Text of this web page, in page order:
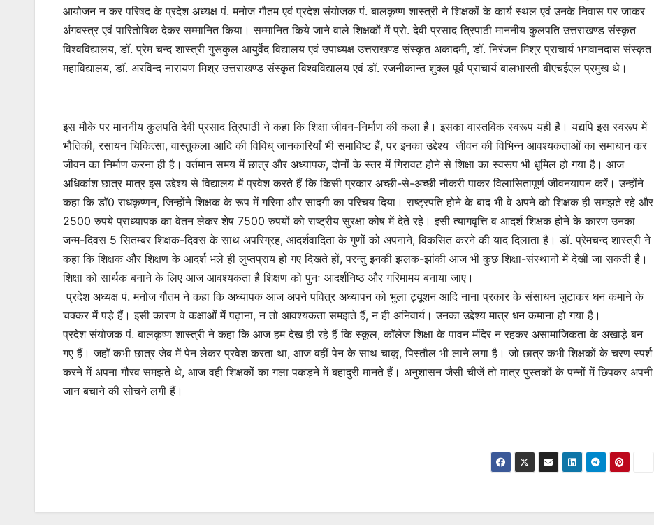
आयोजन न कर परिषद के प्रदेश अध्यक्ष पं. मनोज गौतम एवं प्रदेश संयोजक पं. बालकृष्ण शास्त्री ने शिक्षकों के कार्य स्थल एवं उनके निवास पर जाकर
अंगवस्त्र एवं पारितोषिक देकर सम्मानित किया। सम्मानित किये जाने वाले शिक्षकों में प्रो. देवी प्रसाद त्रिपाठी माननीय कुलपति उत्तराखण्ड संस्कृत
विश्वविद्यालय, डॉ. प्रेम चन्द शास्त्री गुरूकुल आयुर्वेद विद्यालय एवं उपाध्यक्ष उत्तराखण्ड संस्कृत अकादमी, डॉ. निरंजन मिश्र प्राचार्य भगवानदास संस्कृत
महाविद्यालय, डॉ. अरविन्द नारायण मिश्र उत्तराखण्ड संस्कृत विश्वविद्यालय एवं डॉ. रजनीकान्त शुक्ल पूर्व प्राचार्य बालभारती बीएचईएल प्रमुख थे।
इस मौके पर माननीय कुलपति देवी प्रसाद त्रिपाठी ने कहा कि शिक्षा जीवन-निर्माण की कला है। इसका वास्तविक स्वरूप यही है। यद्यपि इस स्वरूप में
भौतिकी, रसायन चिकित्सा, वास्तुकला आदि की विविध् जानकारियाँ भी समाविष्ट हैं, पर इनका उद्देश्य जीवन की विभिन्न आवश्यकताओं का समाधान कर
जीवन का निर्माण करना ही है। वर्तमान समय में छात्र और अध्यापक, दोनों के स्तर में गिरावट होने से शिक्षा का स्वरूप भी धूमिल हो गया है। आज
अधिकांश छात्र मात्र इस उद्देश्य से विद्यालय में प्रवेश करते हैं कि किसी प्रकार अच्छी-से-अच्छी नौकरी पाकर विलासितापूर्ण जीवनयापन करें। उन्होंने
कहा कि डाॅ0 राधकृष्णन, जिन्होंने शिक्षक के रूप में गरिमा और सादगी का परिचय दिया। राष्ट्रपति होने के बाद भी वे अपने को शिक्षक ही समझते रहे और
2500 रुपये प्राध्यापक का वेतन लेकर शेष 7500 रुपयों को राष्ट्रीय सुरक्षा कोष में देते रहे। इसी त्यागवृत्ति व आदर्श शिक्षक होने के कारण उनका
जन्म-दिवस 5 सितम्बर शिक्षक-दिवस के साथ अपरिग्रह, आदर्शवादिता के गुणों को अपनाने, विकसित करने की याद दिलाता है। डॉ. प्रेमचन्द शास्त्री ने
कहा कि शिक्षक और शिक्षण के आदर्श भले ही लुप्तप्राय हो गए दिखते हों, परन्तु इनकी झलक-झांकी आज भी कुछ शिक्षा-संस्थानों में देखी जा सकती है।
शिक्षा को सार्थक बनाने के लिए आज आवश्यकता है शिक्षण को पुनः आदर्शनिष्ठ और गरिमामय बनाया जाए।
प्रदेश अध्यक्ष पं. मनोज गौतम ने कहा कि अध्यापक आज अपने पवित्र अध्यापन को भुला ट्यूशन आदि नाना प्रकार के संसाधन जुटाकर धन कमाने के
चक्कर में पडे़ हैं। इसी कारण वे कक्षाओं में पढ़ाना, न तो आवश्यकता समझते हैं, न ही अनिवार्य। उनका उद्देश्य मात्र धन कमाना हो गया है।
प्रदेश संयोजक पं. बालकृष्ण शास्त्री ने कहा कि आज हम देख ही रहे हैं कि स्कूल, काॅलेज शिक्षा के पावन मंदिर न रहकर असामाजिकता के अखाडे़ बन
गए हैं। जहाॅ कभी छात्र जेब में पेन लेकर प्रवेश करता था, आज वहीं पेन के साथ चाकू, पिस्तौल भी लाने लगा है। जो छात्र कभी शिक्षकों के चरण स्पर्श
करने में अपना गौरव समझते थे, आज वही शिक्षकों का गला पकड़ने में बहादुरी मानते हैं। अनुशासन जैसी चीजें तो मात्र पुस्तकों के पन्नों में छिपकर अपनी
जान बचाने की सोचने लगी हैं।